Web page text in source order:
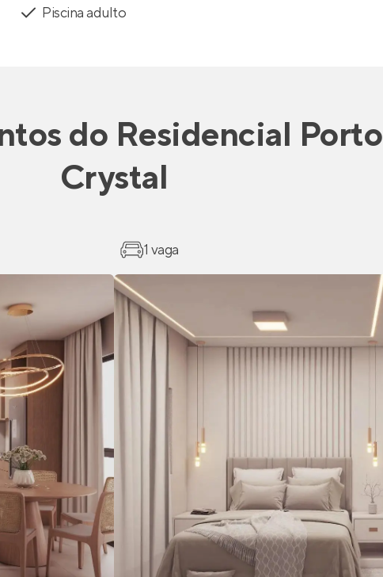
Piscina adulto
do Residencial Porto
Crystal
1 vaga